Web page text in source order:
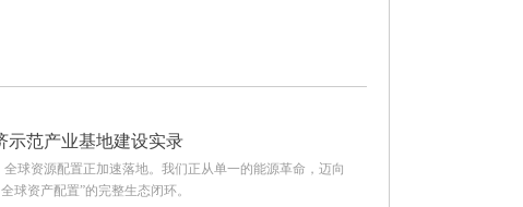
示范产业基地建设实录
球资源配置正加速落地。我们正从单一的能源革命，迈向
球资产配置”的完整生态闭环。